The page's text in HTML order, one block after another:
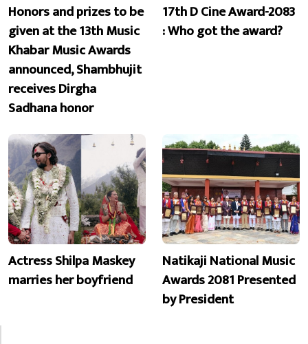
Honors and prizes to be
given at the 13th Music
Khabar Music Awards
announced, Shambhujit
receives Dirgha
Sadhana honor
17th D Cine Award-2083
: Who got the award?
Actress Shilpa Maskey
marries her boyfriend
Natikaji National Music
Awards 2081 Presented
by President